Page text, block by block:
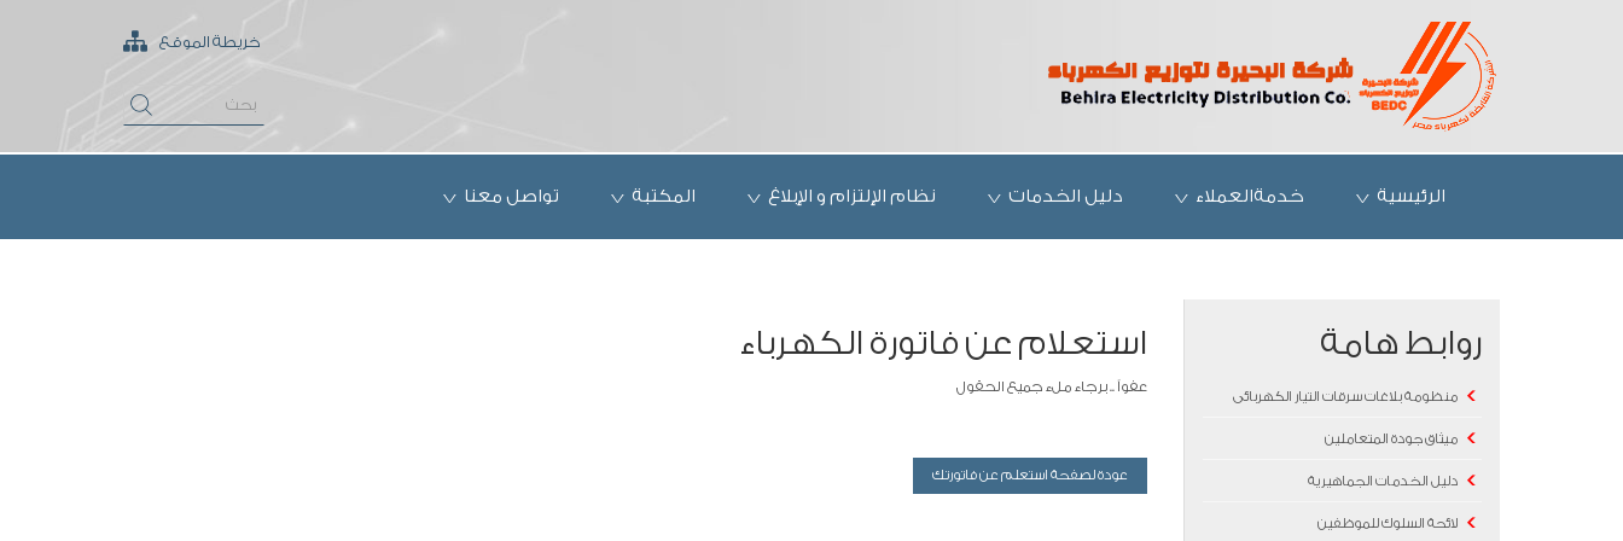
خريطة الموقع
الرئيسية خدمةالعملاء دليل الخدمات نظام الإلتزام و الإبلاغ المكتبة تواصل معنا
روابط هامة
منظومة بلاغات سرقات التيار الكهربائى
ميثاق جودة المتعاملين
دليل الخدمات الجماهيرية
لائحة السلوك للموظفين
استعلام عن فاتورة الكهرباء
عفواً .. برجاء ملء جميع الحقول
عودة لصفحة استعلم عن فاتورتك